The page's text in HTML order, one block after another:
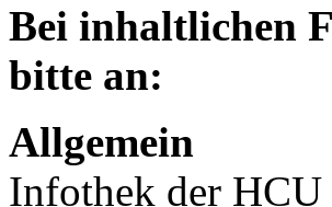
Bei inhaltlichen
bitte an:
Allgemein
Infothek der HCU